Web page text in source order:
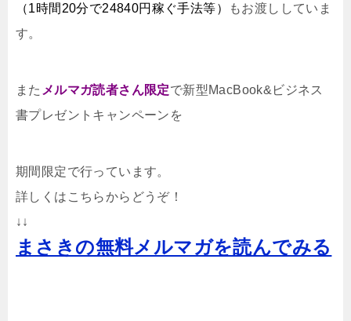
（1時間20分で24840円稼ぐ手法等）
もお渡ししていま
す。
また メルマガ読者さん限定で新型MacBook&ビジネス
書プレゼントキャンペーンを
期間限定で行っています。
詳しくはこちらからどうぞ！
↓↓
まさきの無料メルマガを読んでみる